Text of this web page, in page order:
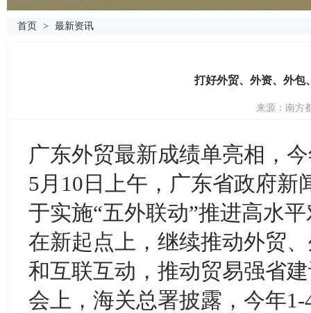
首页 > 最新资讯
打好外贸、外资、外包
来源：南方
广东外贸最新成绩单亮相，
5月10日上午，广东省政府
于实施“五外联动”推进高水
在新起点上，继续推动外贸
和互联互动，推动贸易强省
会上，海关总署披露，今年